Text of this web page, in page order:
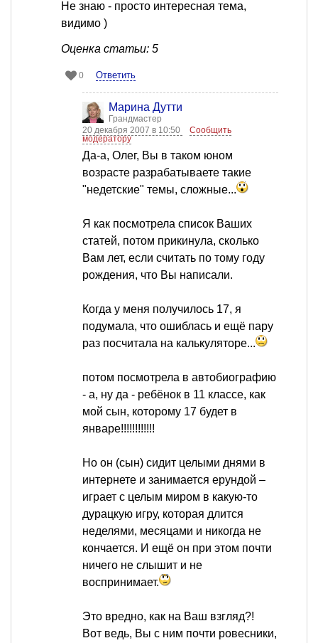
Не знаю - просто интересная тема,
видимо )
Оценка статьи: 5
0 Ответить
Марина Дутти
Грандмастер
20 декабря 2007 в 10:50
Сообщить
модератору
Да-а, Олег, Вы в таком юном
возрасте разрабатываете такие
"недетские" темы, сложные...
Я как посмотрела список Ваших
статей, потом прикинула, сколько
Вам лет, если считать по тому году
рождения, что Вы написали.
Когда у меня получилось 17, я
подумала, что ошиблась и ещё пару
раз посчитала на калькуляторе...
потом посмотрела в автобиографию
- а, ну да - ребёнок в 11 классе, как
мой сын, которому 17 будет в
январе!!!!!!!!!!!!
Но он (сын) сидит целыми днями в
интернете и занимается ерундой –
играет с целым миром в какую-то
дурацкую игру, которая длится
неделями, месяцами и никогда не
кончается. И ещё он при этом почти
ничего не слышит и не
воспринимает.
Это вредно, как на Ваш взгляд?!
Вот ведь, Вы с ним почти ровесники,